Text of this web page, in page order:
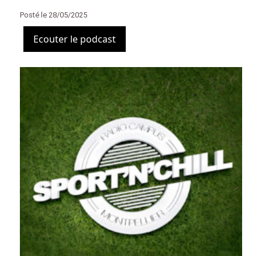
Posté le 28/05/2025
Ecouter le podcast